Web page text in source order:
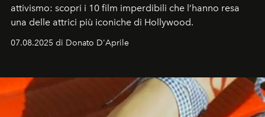
attivismo: scopri i 10 film imperdibili che l’hanno resa
una delle attrici più iconiche di Hollywood.
07.08.2025 di Donato D'Aprile